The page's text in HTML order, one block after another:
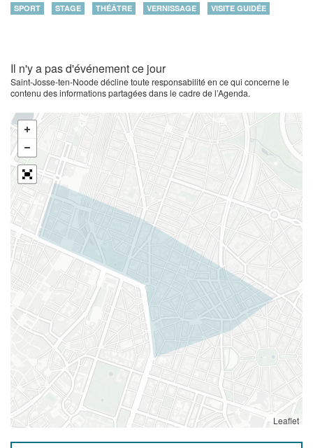
SPORT
STAGE THÉÂTRE VERNISSAGE VISITE GUIDÉE
Il n'y a pas d'événement ce jour
Saint-Josse-ten-Noode décline toute responsabilité en ce qui concerne le
contenu des informations partagées dans le cadre de l’Agenda.
Leaflet